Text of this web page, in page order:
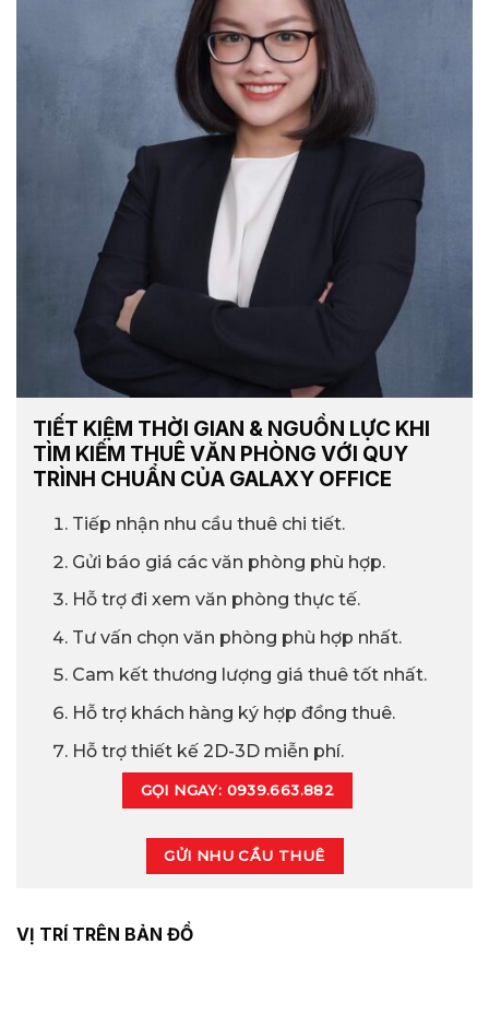
TIẾT KIỆM THỜI GIAN & NGUỒN LỰC KHI
TÌM KIẾM THUÊ VĂN PHÒNG VỚI QUY
TRÌNH CHUẨN CỦA GALAXY OFFICE
Tiếp nhận nhu cầu thuê chi tiết.
Gửi báo giá các văn phòng phù hợp.
Hỗ trợ đi xem văn phòng thực tế.
Tư vấn chọn văn phòng phù hợp nhất.
Cam kết thương lượng giá thuê tốt nhất.
Hỗ trợ khách hàng ký hợp đồng thuê.
Hỗ trợ thiết kế 2D-3D miễn phí.
GỌI NGAY: 0939.663.882
GỬI NHU CẦU THUÊ
VỊ TRÍ TRÊN BẢN ĐỒ